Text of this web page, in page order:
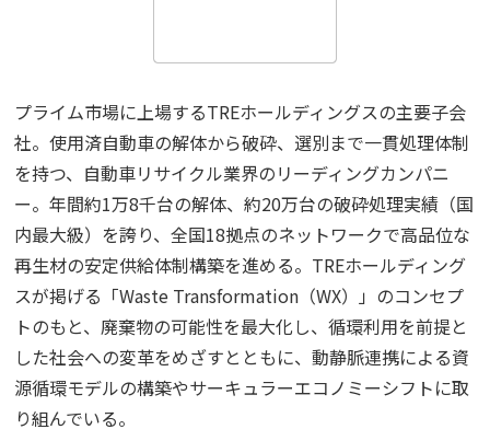
Strategy
“経営戦略” のPerspectives
社外取締役の肖像
有識者の視点
活動トピックス
プライム市場に上場するTREホールディングスの主要子会
社。使用済自動車の解体から破砕、選別まで一貫処理体制
を持つ、自動車リサイクル業界のリーディングカンパニ
ー。年間約1万8千台の解体、約20万台の破砕処理実績（国
内最大級）を誇り、全国18拠点のネットワークで高品位な
再生材の安定供給体制構築を進める。TREホールディング
スが掲げる「Waste Transformation（WX）」のコンセプ
トのもと、廃棄物の可能性を最大化し、循環利用を前提と
した社会への変革をめざすとともに、動静脈連携による資
源循環モデルの構築やサーキュラーエコノミーシフトに取
り組んでいる。